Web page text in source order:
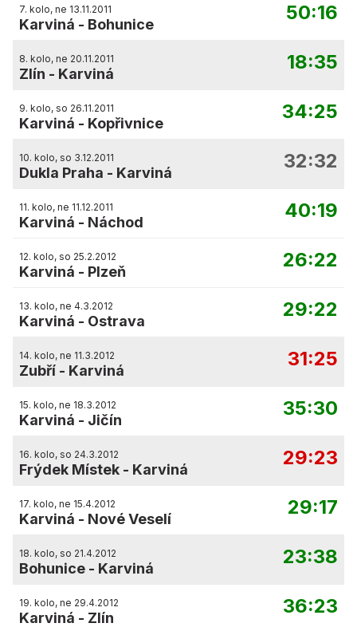
7. kolo, ne 13.11.2011
Karviná - Bohunice
50:16
8. kolo, ne 20.11.2011
Zlín - Karviná
18:35
9. kolo, so 26.11.2011
Karviná - Kopřivnice
34:25
10. kolo, so 3.12.2011
Dukla Praha - Karviná
32:32
11. kolo, ne 11.12.2011
Karviná - Náchod
40:19
12. kolo, so 25.2.2012
Karviná - Plzeň
26:22
13. kolo, ne 4.3.2012
Karviná - Ostrava
29:22
14. kolo, ne 11.3.2012
Zubří - Karviná
31:25
15. kolo, ne 18.3.2012
Karviná - Jičín
35:30
16. kolo, so 24.3.2012
Frýdek Místek - Karviná
29:23
17. kolo, ne 15.4.2012
Karviná - Nové Veselí
29:17
18. kolo, so 21.4.2012
Bohunice - Karviná
23:38
19. kolo, ne 29.4.2012
Karviná - Zlín
36:23